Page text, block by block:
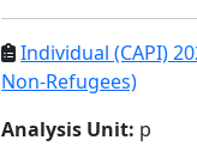
Individual (CAPI)
Non-Refugees)
Analysis Unit: p